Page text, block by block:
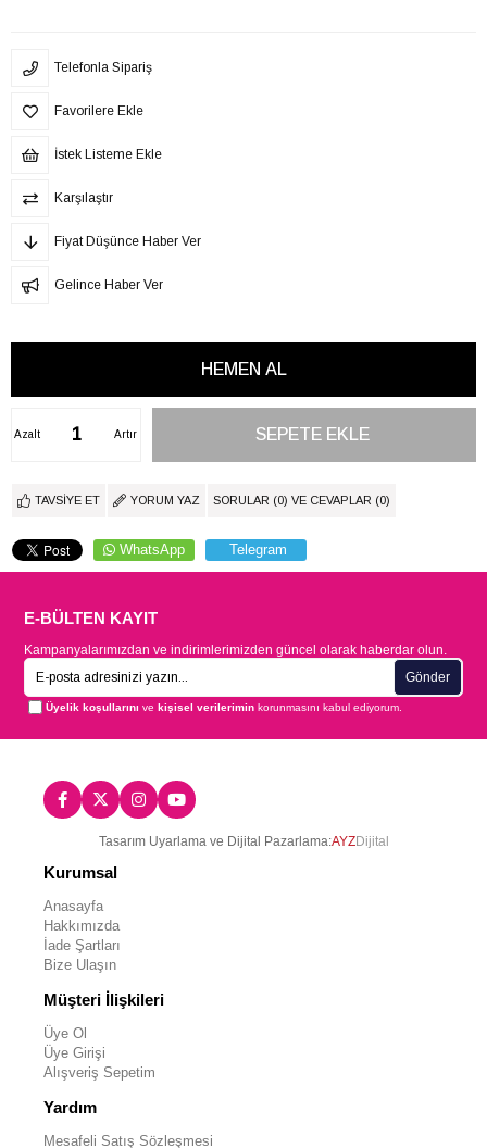
Telefonla Sipariş
Favorilere Ekle
İstek Listeme Ekle
Karşılaştır
Fiyat Düşünce Haber Ver
Gelince Haber Ver
Artır
Azalt
TAVSIYE ET YORUM YAZ SORULAR (0) VE CEVAPLAR (0)
WhatsApp Telegram
E-BÜLTEN KAYIT
Kampanyalarımızdan ve indirimlerimizden güncel olarak haberdar olun.
Gönder
Üyelik koşullarını vekişisel verilerimin korunmasını kabul ediyorum.
Tasarım Uyarlama ve Dijital Pazarlama:AYZDijital
Kurumsal
Anasayfa
Hakkımızda
İade Şartları
Bize Ulaşın
Müşteri İlişkileri
Üye Ol
Üye Girişi
Alışveriş Sepetim
Yardım
Mesafeli Satış Sözleşmesi